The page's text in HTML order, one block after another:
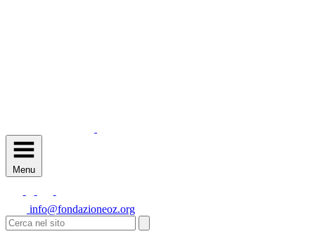
Menu
info@fondazioneoz.org